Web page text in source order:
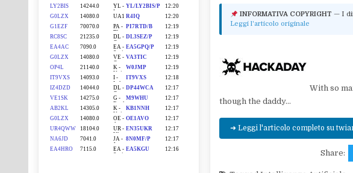
INFORMATIVA COPYRIGHT — I
Leggi l'articolo originale
With so
though the daddy…
➜ Leggi l'articolo completo su
Share: